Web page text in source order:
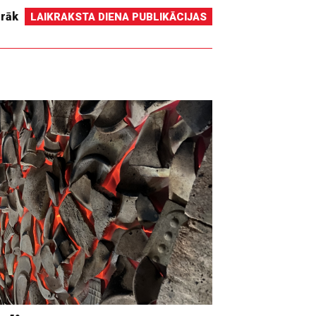
LAIKRAKSTA DIENA PUBLIKĀCIJAS